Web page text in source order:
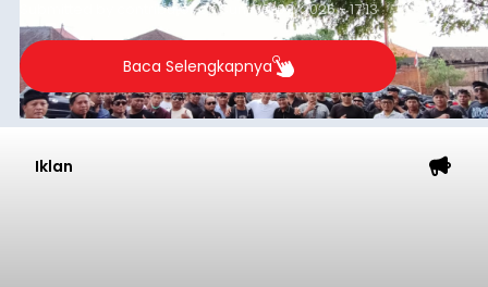
contributoronSun, 08/09/2026 - 17:13
Baca Selengkapnya
Iklan